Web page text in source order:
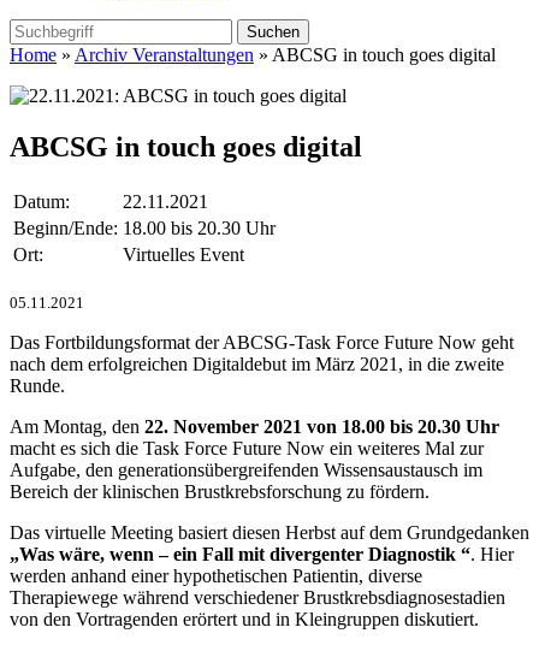
Home » Archiv Veranstaltungen » ABCSG in touch goes digital
ABCSG in touch goes digital
Datum:
22.11.2021
Beginn/Ende: 18.00 bis 20.30 Uhr
Ort:
Virtuelles Event
05.11.2021
Das Fortbildungsformat der ABCSG-Task Force Future Now geht
nach dem erfolgreichen Digitaldebut im März 2021, in die zweite
Runde.
Am Montag, den 22. November 2021 von 18.00 bis 20.30 Uhr
macht es sich die Task Force Future Now ein weiteres Mal zur
Aufgabe, den generationsübergreifenden Wissensaustausch im
Bereich der klinischen Brustkrebsforschung zu fördern.
Das virtuelle Meeting basiert diesen Herbst auf dem Grundgedanken
„Was wäre, wenn – ein Fall mit divergenter Diagnostik “. Hier
werden anhand einer hypothetischen Patientin, diverse
Therapiewege während verschiedener Brustkrebsdiagnosestadien
von den Vortragenden erörtert und in Kleingruppen diskutiert.